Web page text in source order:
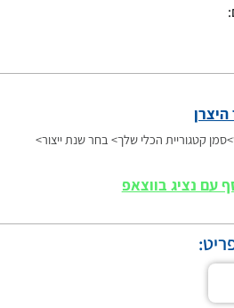
קטגוריית הכלי שלך> בחר שנת ייצור>
עם נציג בווצאפ